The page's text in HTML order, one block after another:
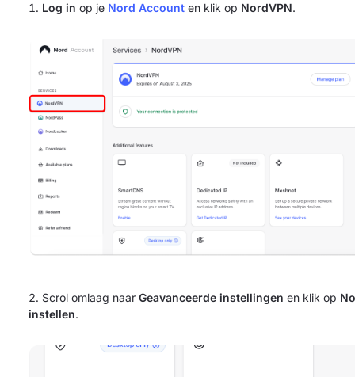
Log in op je Nord Account en klik op NordVPN.
Scrol omlaag naar Geavanceerde instellingen en klik op
instellen.